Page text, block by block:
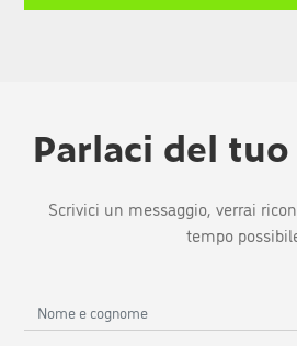
Parlaci del
Scrivici un messaggio, verrai
tempo
Nome
e